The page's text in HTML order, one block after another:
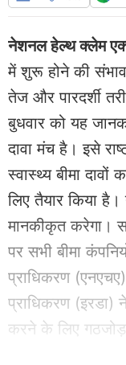
नेशनल हेल्थ क्लेम
में शुरू होने की
तेज और पारदर्शी
बुधवार को यह
दावा मंच है। इसे
स्वास्थ्य बीमा
लिए तैयार किया है।
मानकीकृत करेगा।
पर सभी बीमा
प्राधिकरण
प्राधिकरण (इरडा)
करने के लिए